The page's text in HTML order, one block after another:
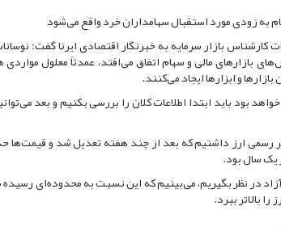
به زودی مورد استقبال سهامداران خرد واقع می‌شود
کارشناس بازار سرمایه به خبرنگار اقتصادی ایرنا گفت:
بازارهای مالی و سهام اتفاق می‌افتد، عمدتاً معلول
و ابزارها ایجاد می‌کنند.
بود باید ابتدا اطلاعات کلان را بررسی بکنیم و بعد
در نظر بگیریم، می‌بینیم که این نسبت به محدوده‌ای رسیده
بالاتر ببرد.